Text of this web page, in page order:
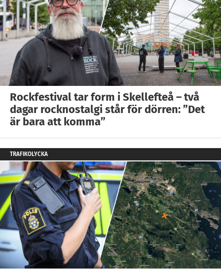
Rockfestival tar form i Skellefteå – två
dagar rocknostalgi står för dörren: ”Det
är bara att komma”
TRAFIKOLYCKA